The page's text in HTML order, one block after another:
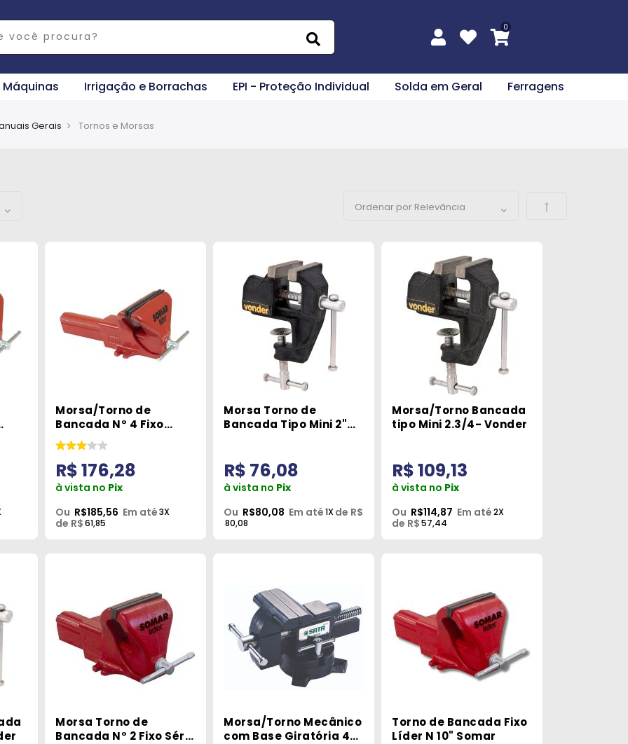
Irrigação e Borrachas EPI - Proteção Individual Solda em Geral Ferragens
Gerais Tornos e Morsas
Definir Direção
Morsa/Torno de
Bancada N° 4 Fixo
Série Super- Somar
R$ 176,28
à vista no Pix
Ou R$185,56 Em até3X
de R$61,85
Morsa Torno de
Bancada Tipo Mini 2"
R$ 76,08
à vista no Pix
Ou R$80,08 Em até1X de R$
80,08
Morsa/Torno Bancada
tipo Mini 2.3/4- Vonder
R$ 109,13
à vista no Pix
Ou R$114,87 Em até2X
de R$57,44
Morsa Torno de
Bancada N° 2 Fixo Série
Morsa/Torno Mecânico
com Base Giratória 4
Torno de Bancada Fixo
Líder N 10" Somar